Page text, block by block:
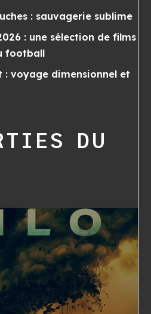
: sauvagerie sublime
: une sélection de films
football
: voyage dimensionnel et
DU